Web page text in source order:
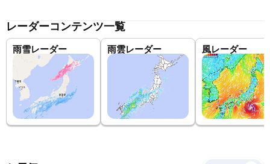
レーダーコンテンツ一覧
雨雪レーダー 雨雲レーダー 風レーダー